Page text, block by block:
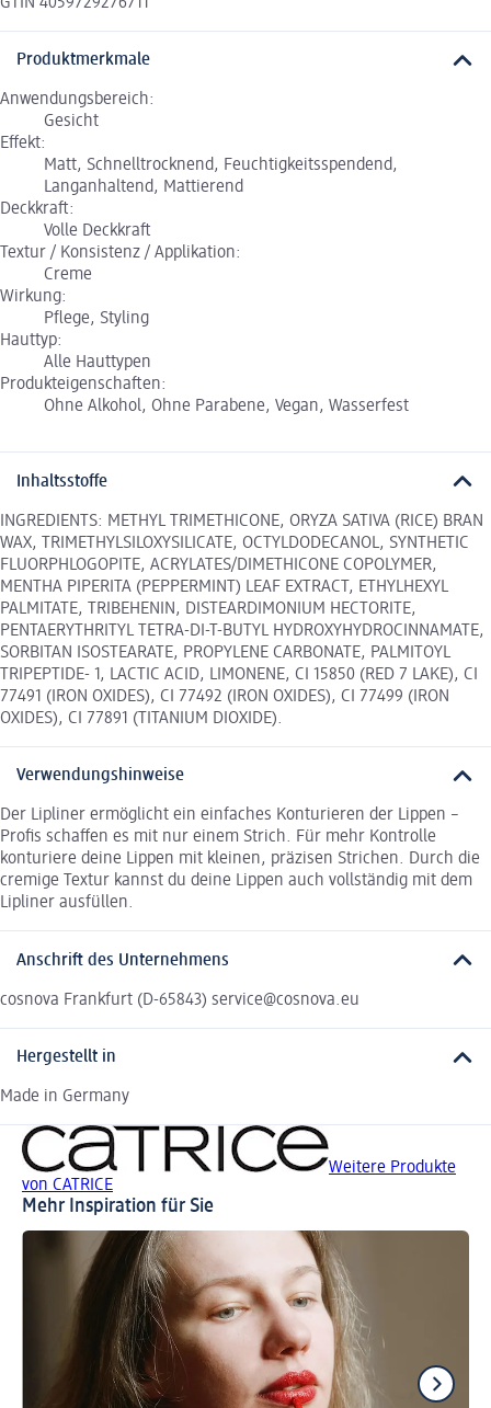
Produktmerkmale
Anwendungsbereich:
Gesicht
Effekt:
Matt, Schnelltrocknend, Feuchtigkeitsspendend,
Langanhaltend, Mattierend
Deckkraft:
Volle Deckkraft
Textur / Konsistenz / Applikation:
Creme
Wirkung:
Pflege, Styling
Hauttyp:
Alle Hauttypen
Produkteigenschaften:
Ohne Alkohol, Ohne Parabene, Vegan, Wasserfest
Inhaltsstoffe
INGREDIENTS: METHYL TRIMETHICONE, ORYZA SATIVA (RICE) BRAN
WAX, TRIMETHYLSILOXYSILICATE, OCTYLDODECANOL, SYNTHETIC
FLUORPHLOGOPITE, ACRYLATES/DIMETHICONE COPOLYMER,
MENTHA PIPERITA (PEPPERMINT) LEAF EXTRACT, ETHYLHEXYL
PALMITATE, TRIBEHENIN, DISTEARDIMONIUM HECTORITE,
PENTAERYTHRITYL TETRA-DI-T-BUTYL HYDROXYHYDROCINNAMATE,
SORBITAN ISOSTEARATE, PROPYLENE CARBONATE, PALMITOYL
TRIPEPTIDE- 1, LACTIC ACID, LIMONENE, CI 15850 (RED 7 LAKE), CI
77491 (IRON OXIDES), CI 77492 (IRON OXIDES), CI 77499 (IRON
OXIDES), CI 77891 (TITANIUM DIOXIDE).
Verwendungshinweise
Der Lipliner ermöglicht ein einfaches Konturieren der Lippen –
Profis schaffen es mit nur einem Strich. Für mehr Kontrolle
konturiere deine Lippen mit kleinen, präzisen Strichen. Durch die
cremige Textur kannst du deine Lippen auch vollständig mit dem
Lipliner ausfüllen.
Anschrift des Unternehmens
cosnova Frankfurt (D-65843) service@cosnova.eu
Hergestellt in
Made in Germany
Weitere Produkte
von CATRICE
Mehr Inspiration für Sie